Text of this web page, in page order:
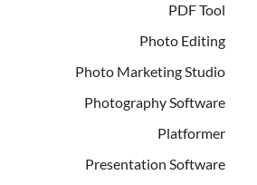
PDF Tool
Photo Editing
Photo Marketing Studio
Photography Software
Platformer
Presentation Software